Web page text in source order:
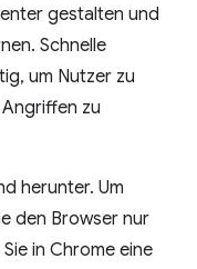
gestalten und
Schnelle
um Nutzer zu
zu
herunter. Um
den Browser nur
in Chrome eine